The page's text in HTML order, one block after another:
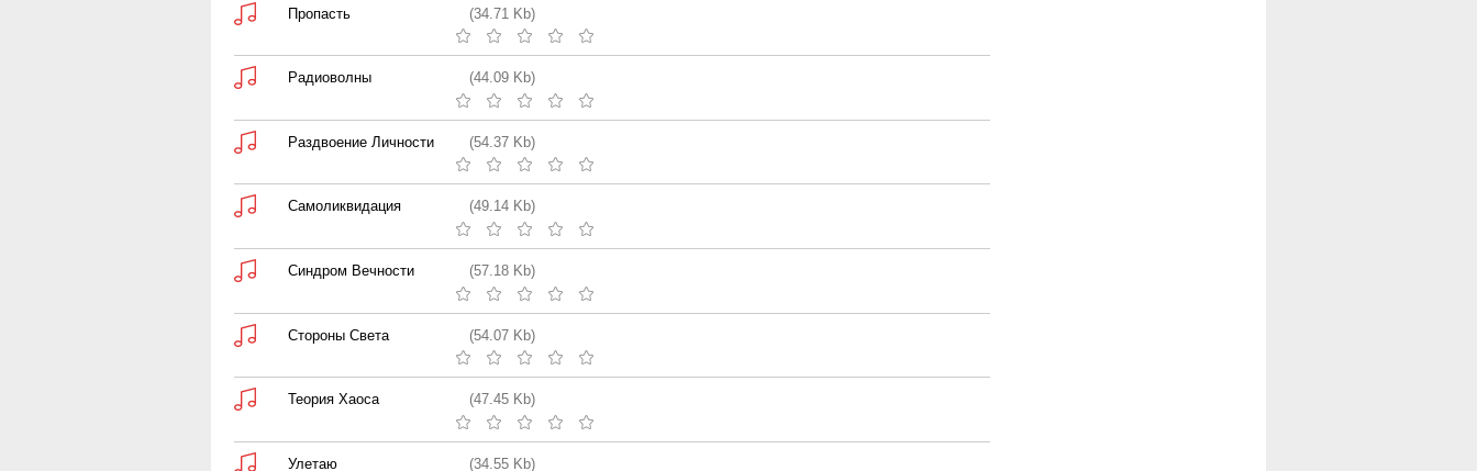
Пропасть (34.71 Kb)
Радиоволны (44.09 Kb)
Раздвоение Личности (54.37 Kb)
Самоликвидация (49.14 Kb)
Синдром Вечности (57.18 Kb)
Стороны Света (54.07 Kb)
Теория Хаоса (47.45 Kb)
Улетаю (34.55 Kb)